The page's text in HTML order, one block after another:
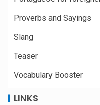
Proverbs and Sayings
Slang
Teaser
Vocabulary Booster
LINKS